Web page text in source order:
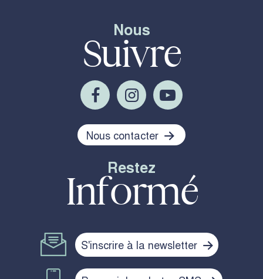
Nous
Suivre
Nous contacter
Restez
Informé
S'inscrire à la newsletter